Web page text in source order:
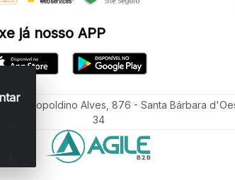
já nosso APP
Leopoldino Alves, 876 - Santa Bárbara
34